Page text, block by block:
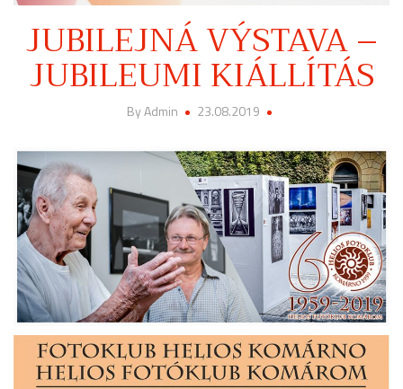
JUBILEJNÁ VÝSTAVA –
JUBILEUMI KIÁLLÍTÁS
By Admin 23.08.2019